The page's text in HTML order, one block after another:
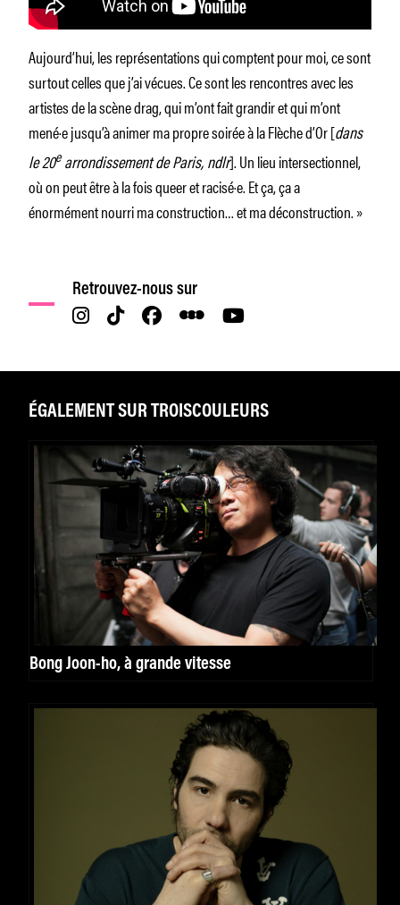
Aujourd’hui, les représentations qui comptent pour moi, ce sont
surtout celles que j’ai vécues. Ce sont les rencontres avec les
artistes de la scène drag, qui m’ont fait grandir et qui m’ont
mené·e jusqu’à animer ma propre soirée à la Flèche d’Or [dans
le 20earrondissement de Paris, ndlr]. Un lieu intersectionnel,
où on peut être à la fois queer et racisé·e. Et ça, ça a
énormément nourri ma construction… et ma déconstruction. »
Retrouvez-nous sur
ÉGALEMENT SUR TROISCOULEURS
Bong Joon-ho, à grande vitesse